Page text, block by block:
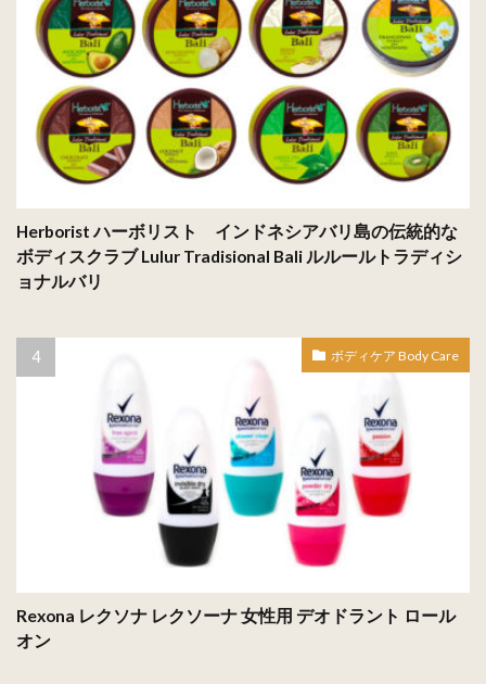
Herborist ハーボリスト インドネシアバリ島の伝統的な
ボディスクラブ Lulur Tradisional Bali ルルールトラディシ
ョナルバリ
ボディケア Body Care
Rexona レクソナ レクソーナ 女性用 デオドラント ロール
オン